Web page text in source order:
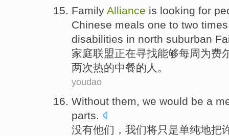
Family Alliance is looking for
Chinese meals one to two
disabilities in north suburban
家庭联盟正在寻找能够每周为费
两次热的中餐的人。
youdao
Without them, we would be a
parts.
没有他们 ， 我们将只是单纯地把